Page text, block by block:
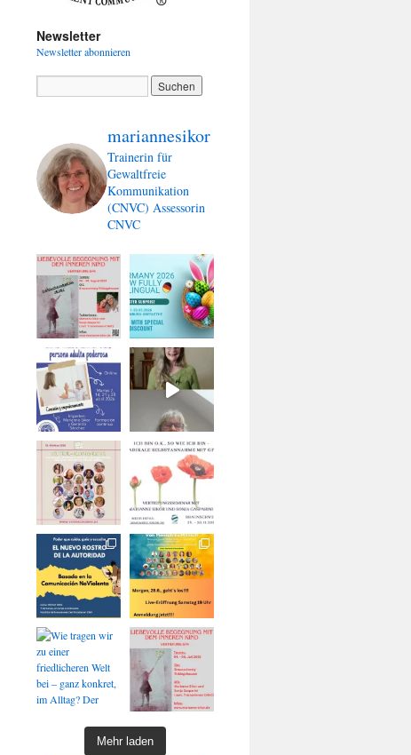
Newsletter
Newsletter abonnieren
mariannesikor
Trainerin für
Gewaltfreie
Kommunikation
(CNVC) Assessorin
CNVC
Mehr laden